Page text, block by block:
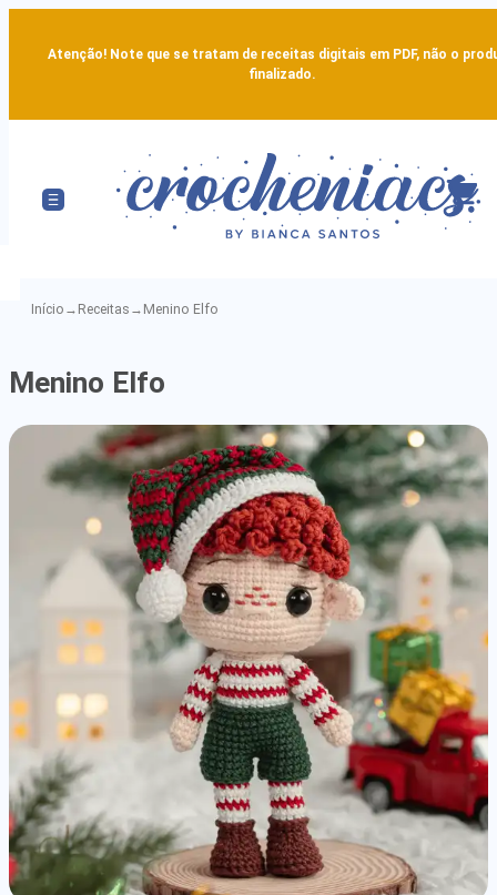
Atenção! Note que se tratam de receitas digitais em PDF, não o
finalizado.
Início → Receitas → Menino Elfo
-
Detailed
Amigurumi
Pattern
Menino Elfo